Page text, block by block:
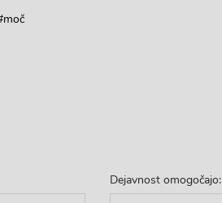
Dejavnost omogočajo: